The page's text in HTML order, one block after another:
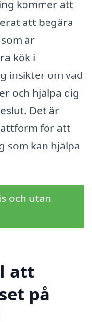
kommer att
att begära
är
kök i
insikter om vad
och hjälpa dig
Det är
för att
som kan hjälpa
och utan
att
på